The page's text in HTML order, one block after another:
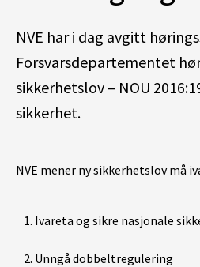
NVE har i dag avgitt
Forsvarsdepartementet
sikkerhetslov – NOU
sikkerhet.
NVE mener ny sikkerhetslov må
Ivareta og sikre nasjonale
Unngå dobbeltregulering